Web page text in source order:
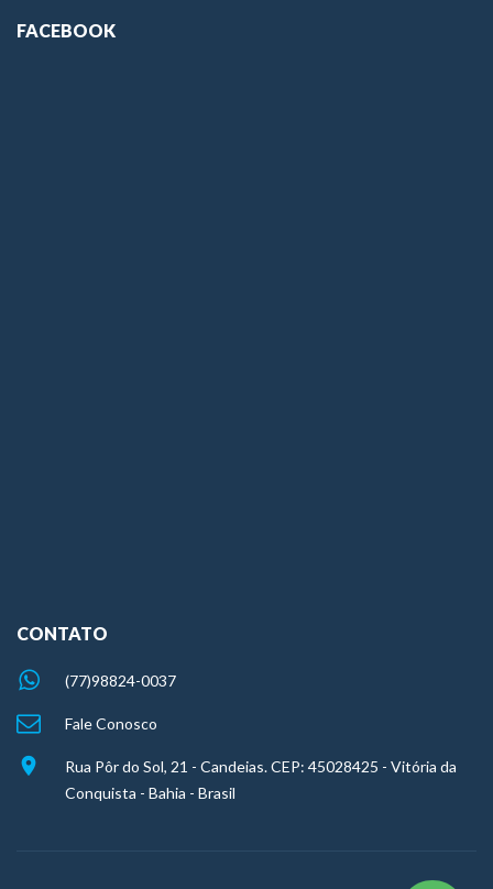
FACEBOOK
CONTATO
(77)98824-0037
Fale Conosco
Rua Pôr do Sol, 21 - Candeias. CEP: 45028425 - Vitória da
Conquista - Bahia - Brasil